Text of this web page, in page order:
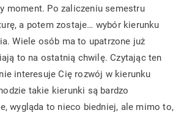
moment. Po zaliczeniu semestru
a potem zostaje… wybór kierunku
Wiele osób ma to upatrzone już
to na ostatnią chwilę. Czytając ten
interesuje Cię rozwój w kierunku
takie kierunki są bardzo
wygląda to nieco biedniej, ale mimo to,